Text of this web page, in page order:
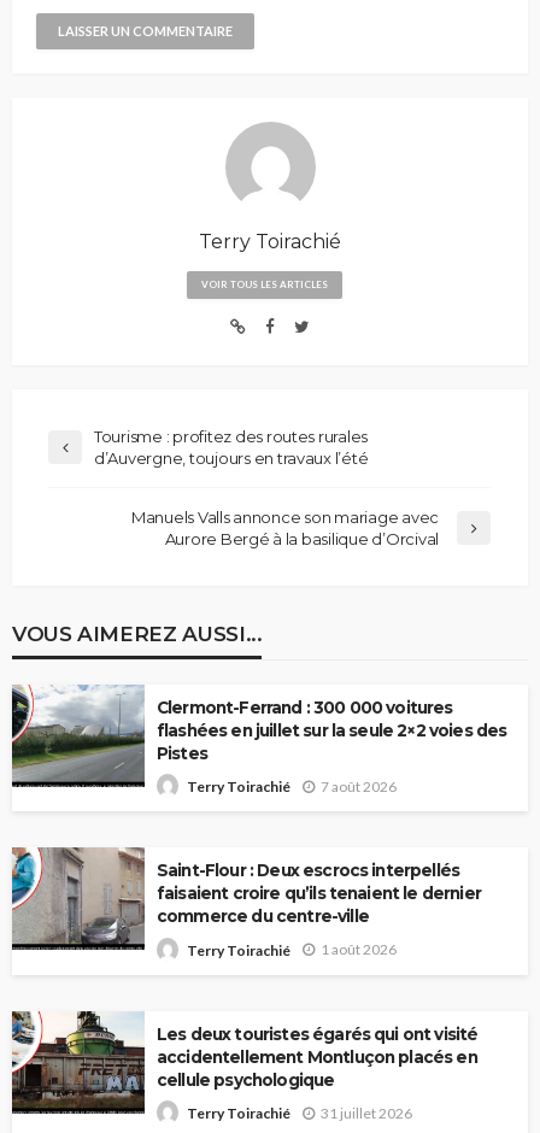
Terry Toirachié
VOIR TOUS LES ARTICLES
Tourisme : profitez des routes rurales
d’Auvergne, toujours en travaux l’été
Manuels Valls annonce son mariage avec
Aurore Bergé à la basilique d’Orcival
VOUS AIMEREZ AUSSI...
Clermont-Ferrand : 300 000 voitures
flashées en juillet sur la seule 2×2 voies des
Pistes
Terry Toirachié 7 août 2026
Saint-Flour : Deux escrocs interpellés
faisaient croire qu’ils tenaient le dernier
commerce du centre-ville
Terry Toirachié 1 août 2026
Les deux touristes égarés qui ont visité
accidentellement Montluçon placés en
cellule psychologique
Terry Toirachié 31 juillet 2026